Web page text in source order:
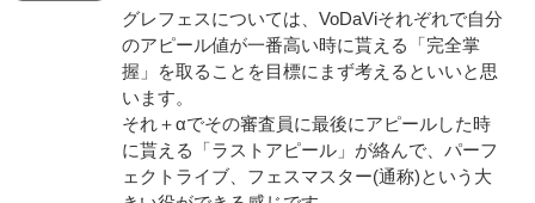
グレフェスについては、VoDaViそれぞれで自分
のアピール値が一番高い時に貰える「完全掌
握」を取ることを目標にまず考えるといいと思
います。
それ＋αでその審査員に最後にアピールした時
に貰える「ラストアピール」が絡んで、パーフ
ェクトライブ、フェスマスター(通称)という大